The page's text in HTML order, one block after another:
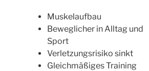
Muskelaufbau
Beweglicher in Alltag und
Sport
Verletzungsrisiko sinkt
Gleichmäßiges Training